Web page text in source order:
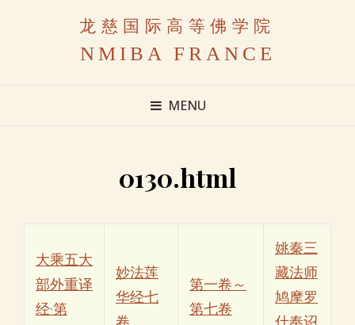
龙慈国际高等佛学院
NMIBA FRANCE
MENU
0130.html
大乘五大
部外重译
经·第
妙法莲
华经七
卷
第一卷～
第七卷
姚秦三
藏法师
鸠摩罗
什奉诏